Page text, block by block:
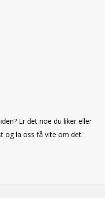
Er det noe du liker eller
og la oss få vite om det.